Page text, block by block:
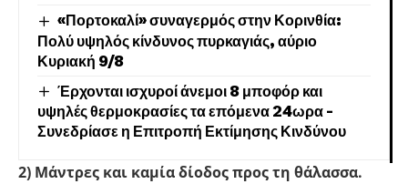
«Πορτοκαλί» συναγερμός στην Κορινθία:
Πολύ υψηλός κίνδυνος πυρκαγιάς, αύριο
Κυριακή 9/8
Έρχονται ισχυροί άνεμοι 8 μποφόρ και
υψηλές θερμοκρασίες τα επόμενα 24ωρα –
Συνεδρίασε η Επιτροπή Εκτίμησης Κινδύνου
2) Μάντρες και καμία δίοδος προς τη θάλασσα.